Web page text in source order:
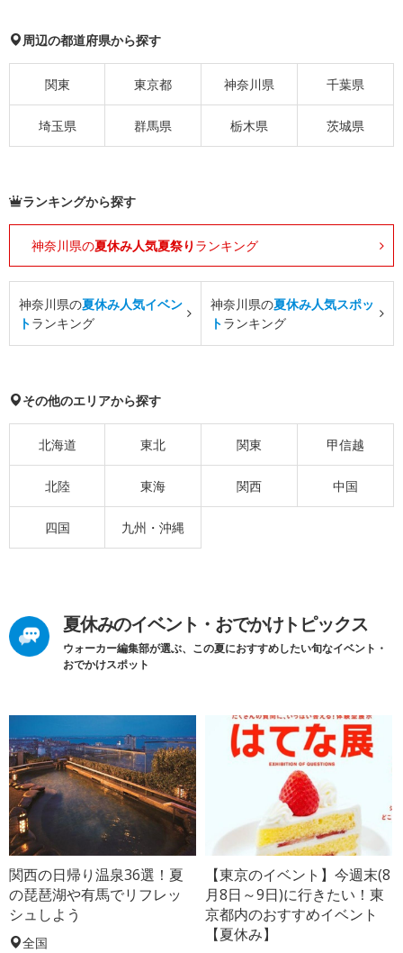
周辺の都道府県から探す
関東 東京都 神奈川県 千葉県
埼玉県 群馬県 栃木県 茨城県
ランキングから探す
神奈川県の夏休み人気夏祭り ランキング
神奈川県の夏休み人気イベン
トランキング
神奈川県の夏休み人気スポッ
トランキング
その他のエリアから探す
北海道 東北 関東 甲信越
北陸 東海 関西 中国
四国 九州・沖縄
夏休みのイベント・おでかけトピックス
ウォーカー編集部が選ぶ、この夏におすすめしたい旬なイベント・
おでかけスポット
関西の日帰り温泉36選！夏
の琵琶湖や有馬でリフレッ
シュしよう
全国
【東京のイベント】今週末(8
月8日～9日)に行きたい！東
京都内のおすすめイベント
【夏休み】